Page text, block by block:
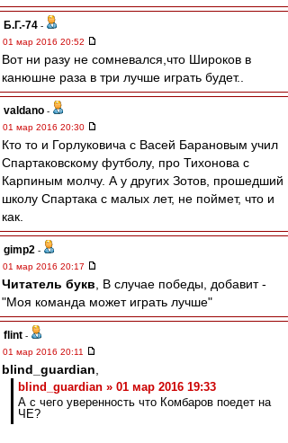
Б.Г.-74 -
01 мар 2016 20:52
Вот ни разу не сомневался,что Широков в
канюшне раза в три лучше играть будет..
valdano -
01 мар 2016 20:30
Кто то и Горлуковича с Васей Барановым учил
Спартаковскому футболу, про Тихонова с
Карпиным молчу. А у других Зотов, прошедший
школу Спартака с малых лет, не поймет, что и
как.
gimp2 -
01 мар 2016 20:17
Читатель букв , В случае победы, добавит -
"Моя команда может играть лучше"
flint -
01 мар 2016 20:11
blind_guardian
blind_guardian » 01 мар 2016 19:33
А с чего уверенность что Комбаров поедет на
ЧЕ?